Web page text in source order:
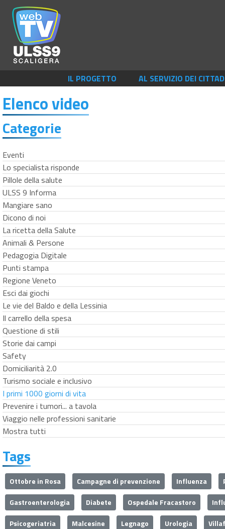
IL PROGETTO AL SERVIZIO DEI
Elenco video
Categorie
Eventi
Lo specialista risponde
Pillole della salute
ULSS 9 Informa
Mangiare sano
Dicono di noi
La ricetta della Salute
Animali & Persone
Pedagogia Digitale
Punti stampa
Regione Veneto
Esci dai giochi
Le vie del Baldo e della Lessinia
Il carrello della spesa
Questione di stili
Storie dai campi
Safety
Domiciliarità 2.0
Turismo sociale e inclusivo
I primi 1000 giorni di vita
Prevenire i tumori... a tavola
Viaggio nelle professioni sanitarie
Mostra tutti
Tags
Ottobre in Rosa Campagne di prevenzione Influenza
Gastroenterologia
Diabete Ospedale Fracastoro
Psicogeriatria
Malcesine Legnago Urologia